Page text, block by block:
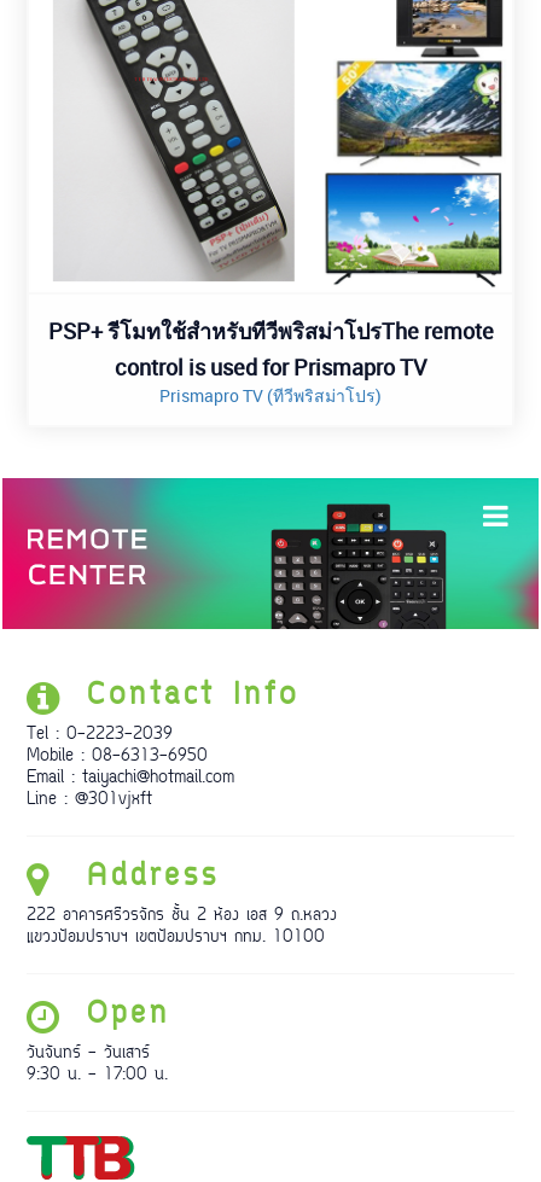
PSP+ รีโมทใช้สำหรับทีวีพริสม่าโปรThe remote
control is used for Prismapro TV
Prismapro TV (ทีวีพริสม่าโปร)
Contact Info
Tel : 0-2223-2039
Mobile : 08-6313-6950
Email : taiyachi@hotmail.com
Line : @301vjxft
Address
222 อาคารศรีวรจักร ชั้น 2 ห้อง เอส 9 ถ.หลวง
แขวงป้อมปราบฯ เขตป้อมปราบฯ กทม. 10100
Open
วันจันทร์ - วันเสาร์
9:30 น. - 17:00 น.